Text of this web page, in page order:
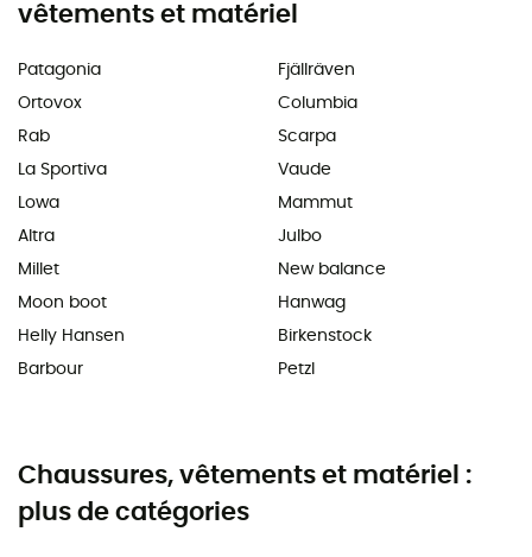
vêtements et matériel
Patagonia
Ortovox
Rab
La Sportiva
Lowa
Altra
Millet
Moon boot
Helly Hansen
Barbour
Fjällräven
Columbia
Scarpa
Vaude
Mammut
Julbo
New balance
Hanwag
Birkenstock
Petzl
Chaussures, vêtements et matériel :
plus de catégories